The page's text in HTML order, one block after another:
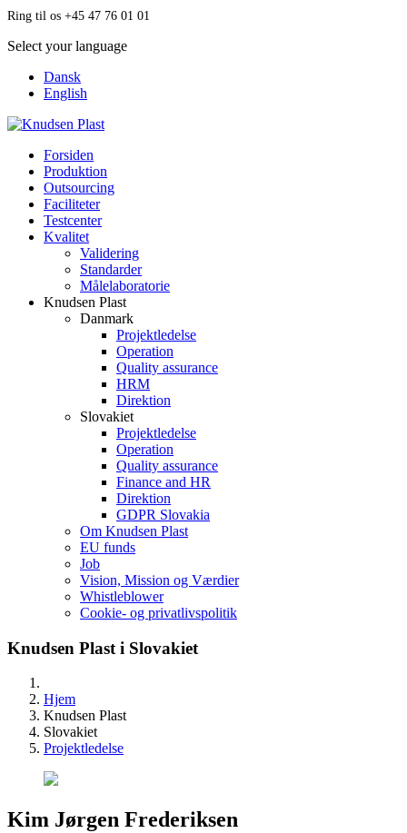
Ring til os +45 47 76 01 01
Select your language
Dansk
English
Forsiden
Produktion
Outsourcing
Faciliteter
Testcenter
Kvalitet
Validering
Standarder
Målelaboratorie
Knudsen Plast
Danmark
Projektledelse
Operation
Quality assurance
HRM
Direktion
Slovakiet
Projektledelse
Operation
Quality assurance
Finance and HR
Direktion
GDPR Slovakia
Om Knudsen Plast
EU funds
Job
Vision, Mission og Værdier
Whistleblower
Cookie- og privatlivspolitik
Knudsen Plast i Slovakiet
Hjem
Knudsen Plast
Slovakiet
Projektledelse
Kim Jørgen Frederiksen